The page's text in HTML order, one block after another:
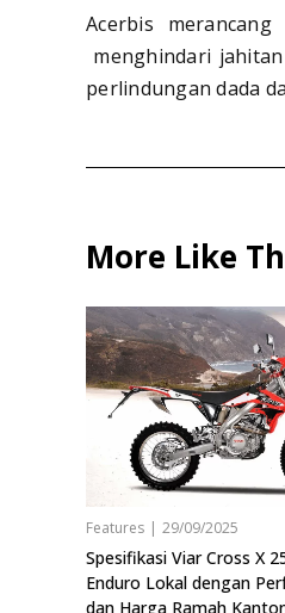
Acerbis
menghindari
perlindungan dada
More Like
Features | 29/09/2025
Spesifikasi Viar Cross X
Enduro Lokal dengan
dan Harga Ramah